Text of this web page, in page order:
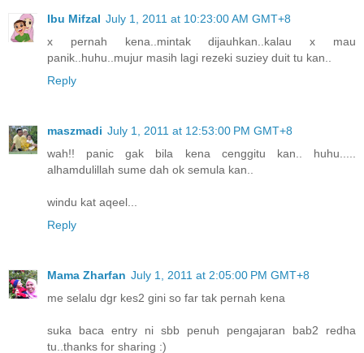
Ibu Mifzal July 1, 2011 at 10:23:00 AM GMT+8
x pernah kena..mintak dijauhkan..kalau x mau
panik..huhu..mujur masih lagi rezeki suziey duit tu kan..
Reply
maszmadi July 1, 2011 at 12:53:00 PM GMT+8
wah!! panic gak bila kena cenggitu kan.. huhu.....
alhamdulillah sume dah ok semula kan..
windu kat aqeel...
Reply
Mama Zharfan July 1, 2011 at 2:05:00 PM GMT+8
me selalu dgr kes2 gini so far tak pernah kena
suka baca entry ni sbb penuh pengajaran bab2 redha
tu..thanks for sharing :)